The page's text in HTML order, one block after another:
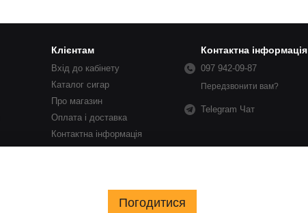
Клієнтам
Вхід до кабінету
Каталог сигар
Про магазин
Оплата і доставка
Контактна інформація
Контактна інформація
097 942-09-87
Передзвонити вам?
Telegram Чат
Погодитися